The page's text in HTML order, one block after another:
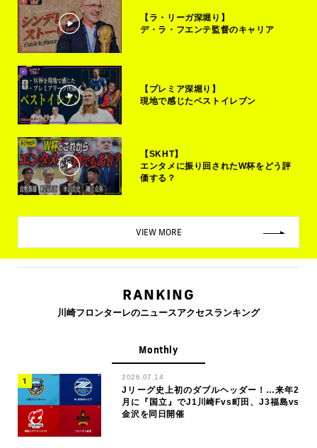
【ラ・リーガ深堀り】
デ・ラ・フエンテ監督のキャリア
【プレミア深堀り】
現地で感じたベストイレブン
【SKHT】
エンタメに振り回されたW杯をどう評
価する？
VIEW MORE
RANKING
川崎フロンターレのニュースアクセスランキング
Monthly
2026.07.14
Jリーグ史上初のダブルヘッダー！…来年2
月に『国立』でJ1川崎Fvs町田、J3福島vs
金沢を同日開催